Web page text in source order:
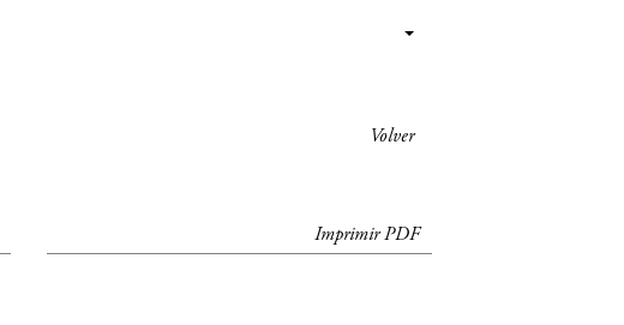
Volver
Imprimir PDF